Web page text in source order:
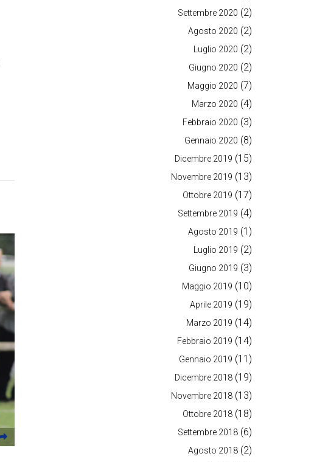
Settembre 2020 (2)
Agosto 2020 (2)
Luglio 2020 (2)
Giugno 2020 (2)
Maggio 2020 (7)
Marzo 2020 (4)
Febbraio 2020 (3)
Gennaio 2020 (8)
Dicembre 2019 (15)
Novembre 2019 (13)
Ottobre 2019 (17)
Settembre 2019 (4)
Agosto 2019 (1)
Luglio 2019 (2)
Giugno 2019 (3)
Maggio 2019 (10)
Aprile 2019 (19)
Marzo 2019 (14)
Febbraio 2019 (14)
Gennaio 2019 (11)
Dicembre 2018 (19)
Novembre 2018 (13)
Ottobre 2018 (18)
Settembre 2018 (6)
Agosto 2018 (2)